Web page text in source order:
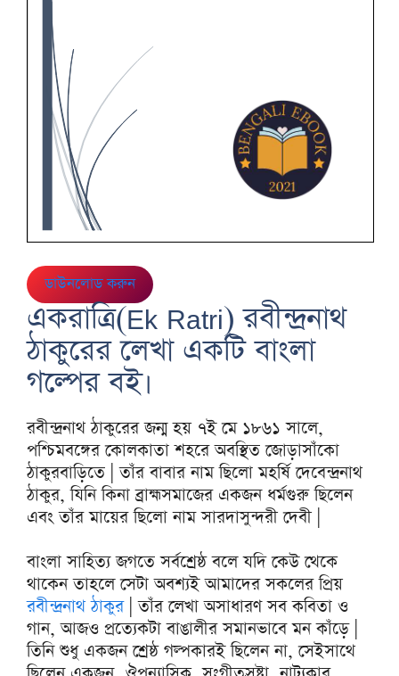
ডাউনলোড করুন
একরাত্রি(Ek Ratri) রবীন্দ্রনাথ
ঠাকুরের লেখা একটি বাংলা
গল্পের বই।
রবীন্দ্রনাথ ঠাকুরের জন্ম হয় ৭ই মে ১৮৬১ সালে,
পশ্চিমবঙ্গের কোলকাতা শহরে অবস্থিত জোড়াসাঁকো
ঠাকুরবাড়িতে | তাঁর বাবার নাম ছিলো মহর্ষি দেবেন্দ্রনাথ
ঠাকুর, যিনি কিনা ব্রাহ্মসমাজের একজন ধর্মগুরু ছিলেন
এবং তাঁর মায়ের ছিলো নাম সারদাসুন্দরী দেবী |
বাংলা সাহিত্য জগতে সর্বশ্রেষ্ঠ বলে যদি কেউ থেকে
থাকেন তাহলে সেটা অবশ্যই আমাদের সকলের প্রিয়
রবীন্দ্রনাথ ঠাকুর| তাঁর লেখা অসাধারণ সব কবিতা ও
গান, আজও প্রত্যেকটা বাঙালীর সমানভাবে মন কাঁড়ে |
তিনি শুধু একজন শ্রেষ্ঠ গল্পকারই ছিলেন না, সেইসাথে